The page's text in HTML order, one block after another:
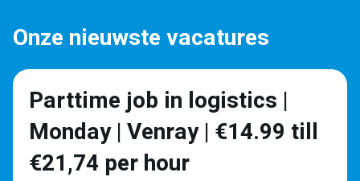
Onze nieuwste vacatures
Parttime job in logistics |
Monday | Venray | €14.99 till
€21,74 per hour